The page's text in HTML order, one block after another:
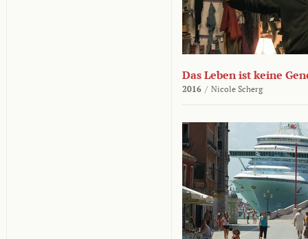
Das Leben ist keine
2016 / Nicole Scherg